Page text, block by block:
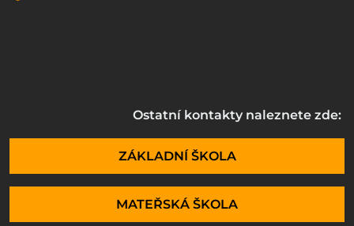
Ostatní kontakty naleznete zde:
ZÁKLADNÍ ŠKOLA
MATEŘSKÁ ŠKOLA